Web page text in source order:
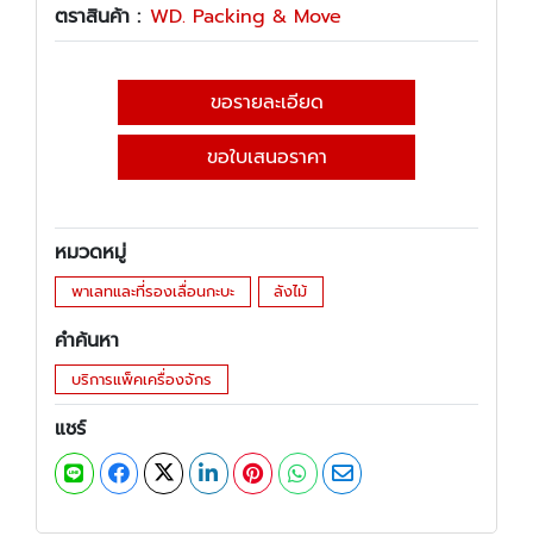
ตราสินค้า : WD. Packing & Move
ขอรายละเอียด
ขอใบเสนอราคา
หมวดหมู่
พาเลทและที่รองเลื่อนกะบะ ลังไม้
คำค้นหา
บริการแพ็คเครื่องจักร
แชร์